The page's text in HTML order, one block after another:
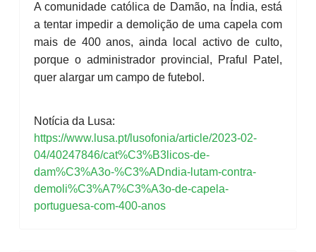
A comunidade católica de Damão, na Índia, está
a tentar impedir a demolição de uma capela com
mais de 400 anos, ainda local activo de culto,
porque o administrador provincial, Praful Patel,
quer alargar um campo de futebol.
Notícia da Lusa:
https://www.lusa.pt/lusofonia/article/2023-02-
04/40247846/cat%C3%B3licos-de-
dam%C3%A3o-%C3%ADndia-lutam-contra-
demoli%C3%A7%C3%A3o-de-capela-
portuguesa-com-400-anos